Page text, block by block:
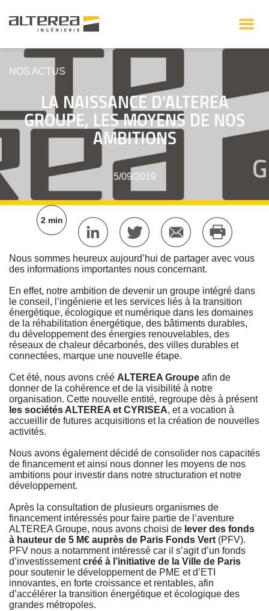
NOS ACTUS
LA NAISSANCE D’ALTEREA
GROUPE, LES MOYENS DE NOS
AMBITIONS
5/09/2019
2 min
Nous sommes heureux aujourd’hui de partager avec vous
des informations importantes nous concernant.
En effet, notre ambition de devenir un groupe intégré dans
le conseil, l’ingénierie et les services liés à la transition
énergétique, écologique et numérique dans les domaines
de la réhabilitation énergétique, des bâtiments durables,
du développement des énergies renouvelables, des
réseaux de chaleur décarbonés, des villes durables et
connectées, marque une nouvelle étape.
Cet été, nous avons créé ALTEREA Groupe afin de
donner de la cohérence et de la visibilité à notre
organisation. Cette nouvelle entité, regroupe dès à présent
les sociétés ALTEREA et CYRISEA, et a vocation à
accueillir de futures acquisitions et la création de nouvelles
activités.
Nous avons également décidé de consolider nos capacités
de financement et ainsi nous donner les moyens de nos
ambitions pour investir dans notre structuration et notre
développement.
Après la consultation de plusieurs organismes de
financement intéressés pour faire partie de l’aventure
ALTEREA Groupe, nous avons choisi de lever des fonds
à hauteur de 5 M€ auprès de Paris Fonds Vert (PFV).
PFV nous a notamment intéressé car il s’agit d’un fonds
d’investissementcréé à l’initiative de la Ville de Paris
pour soutenir le développement de PME et d’ETI
innovantes, en forte croissance et rentables, afin
d’accélérer la transition énergétique et écologique des
grandes métropoles.